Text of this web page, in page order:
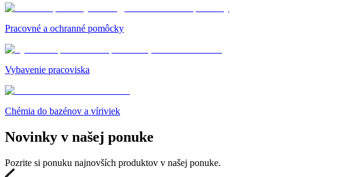
Pracovné a ochranné pomôcky
Vybavenie pracoviska
Chémia do bazénov a víriviek
Novinky v našej ponuke
Pozrite si ponuku najnovších produktov v našej ponuke.